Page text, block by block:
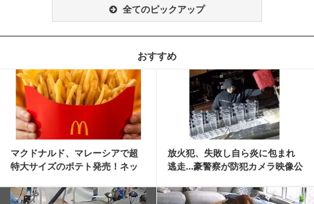
全てのピックアップ
おすすめ
マクドナルド、マレーシアで超
特大サイズのポテト発売！ネッ
放火犯、失敗し自ら炎に包まれ
逃走…豪警察が防犯カメラ映像公
記事を読む
記事を読む